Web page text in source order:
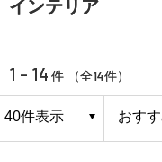
インテリア
1 - 14 件 （全14件）